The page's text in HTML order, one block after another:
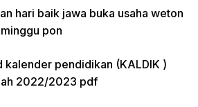
hari baik jawa buka usaha weton
pon
kalender pendidikan (KALDIK )
2022/2023 pdf